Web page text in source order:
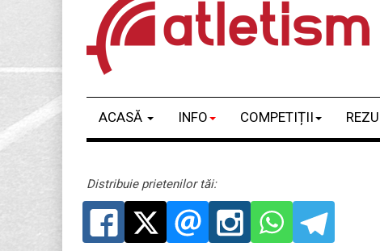
ACASĂ INFO COMPETIȚII
Distribuie prietenilor tăi: